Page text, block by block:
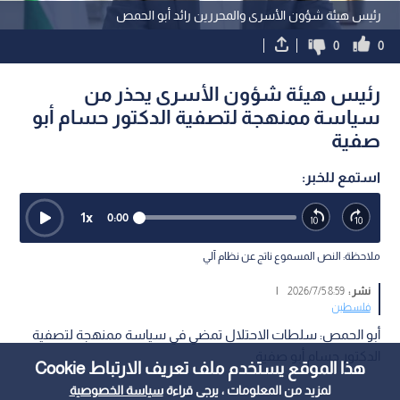
هذا الموقع يستخدم ملف تعريف الارتباط Cookie
لمزيد من المعلومات ، يرجى قراءةسياسة الخصوصية
رئيس هيئة شؤون الأسرى والمحررين رائد أبو الحمص
0
0
رئيس هيئة شؤون الأسرى يحذر من
سياسة ممنهجة لتصفية الدكتور حسام أبو
صفية
استمع للخبر:
0:00
1x
ملاحظة: النص المسموع ناتج عن نظام آلي
نشر :8:59 2026/7/5
|
فلسطين
أبو الحمص: سلطات الاحتلال تمضي في سياسة ممنهجة لتصفية